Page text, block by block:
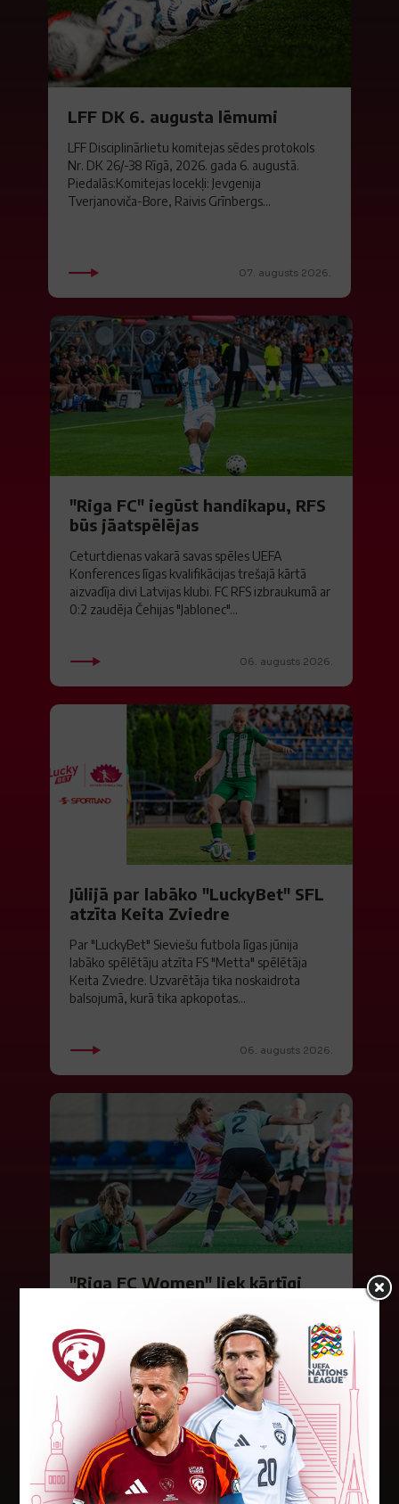
LFF DK 6. augusta lēmumi
LFF Disciplinārlietu komitejas sēdes protokols
Nr. DK 26/-38 Rīgā, 2026. gada 6. augustā.
Piedalās:Komitejas locekļi: Jevgenija
Tverjanoviča-Bore, Raivis Grīnbergs...
07. augusts 2026.
"Riga FC" iegūst handikapu, RFS
būs jāatspēlējas
Ceturtdienas vakarā savas spēles UEFA
Konferences līgas kvalifikācijas trešajā kārtā
aizvadīja divi Latvijas klubi. FC RFS izbraukumā ar
0:2 zaudēja Čehijas "Jablonec"...
06. augusts 2026.
Jūlijā par labāko "LuckyBet" SFL
atzīta Keita Zviedre
Par "LuckyBet" Sieviešu futbola līgas jūnija
labāko spēlētāju atzīta FS "Metta" spēlētāja
Keita Zviedre. Uzvarētāja tika noskaidrota
balsojumā, kurā tika apkopotas...
06. augusts 2026.
"Riga FC Women" liek kārtīgi
Latvijas čempions sieviešu futbolā "Riga FC
Women" trešdien aizvadīja UEFA Čempionu līgas
kvalifikācijas otrās kārtas pusfināla spēli Dānijā
pret "HB Køge". Cīņā pret...
05. augusts 2026.